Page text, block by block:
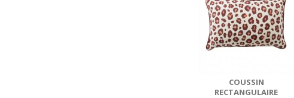
COUSSIN
RECTANGULAIRE